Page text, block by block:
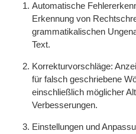
Automatische
Erkennung von
grammatikalischen
Text.
Korrekturvorschläge:
für falsch geschriebene
einschließlich möglicher
Verbesserungen.
Einstellungen und